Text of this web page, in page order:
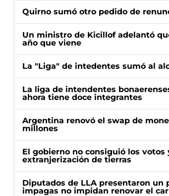
Quirno sumó otro pedido de
Un ministro de Kicillof adelantó
año que viene
La "Liga" de intedentes sumó al
La liga de intendentes
ahora tiene doce integrantes
Argentina renovó el swap de
millones
El gobierno no consiguió los
extranjerización de tierras
Diputados de LLA presentaron un
impagas no impidan renovar el